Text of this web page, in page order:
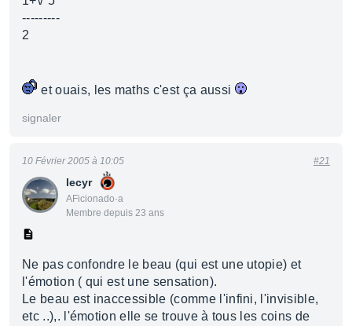
---------
2
et ouais, les maths c'est ça aussi
signaler
lecyr
AFicionado·a
Membre depuis 23 ans
10 Février 2005 à 10:05 #21
Ne pas confondre le beau (qui est une utopie) et
l'émotion ( qui est une sensation).
Le beau est inaccessible (comme l'infini, l'invisible,
etc ..),. l'émotion elle se trouve à tous les coins de